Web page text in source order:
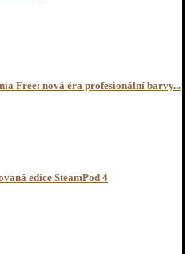
Free: nová éra profesionální barvy...
edice SteamPod 4